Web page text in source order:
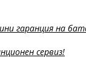
гаранция на
сервиз!